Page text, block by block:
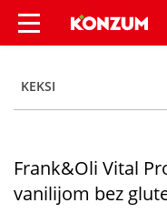
KEKSI
Frank&Oli Vital
vanilijom bez